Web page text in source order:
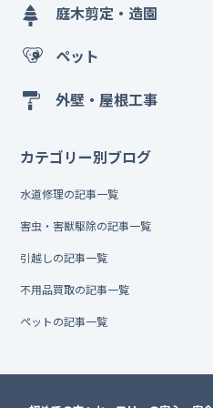
庭木剪定・造園
ペット
外壁・屋根工事
カテゴリー別ブログ
水道修理の記事一覧
害虫・害獣駆除の記事一覧
引越しの記事一覧
不用品買取の記事一覧
ペットの記事一覧